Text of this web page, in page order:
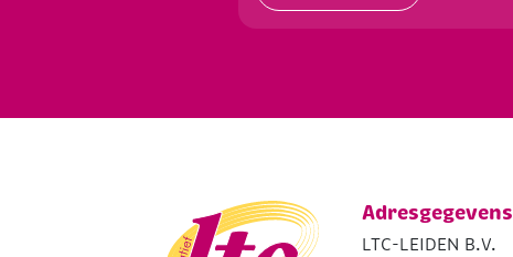
Adresgegevens
LTC-LEIDEN B.V.